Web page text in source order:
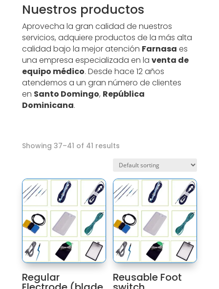
Nuestros productos
Aprovecha la gran calidad de nuestros
servicios, adquiere productos de la más alta
calidad bajo la mejor atención Farnasa es
una empresa especializada en la venta de
equipo médico. Desde hace 12 años
atendemos a un gran número de clientes
en Santo Domingo, República
Dominicana.
Showing 37–41 of 41 results
Regular Reusable Foot